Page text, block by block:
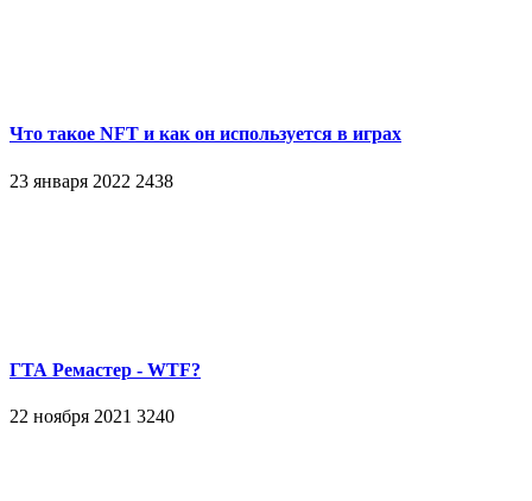
Что такое NFT и как он используется в играх
23 января 2022 2438
ГТА Ремастер - WTF?
22 ноября 2021 3240